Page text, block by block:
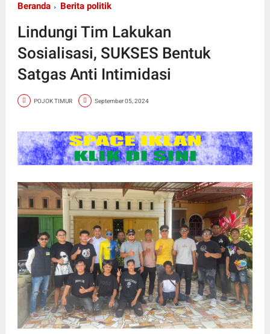
Beranda Berita politik
Lindungi Tim Lakukan
Sosialisasi, SUKSES Bentuk
Satgas Anti Intimidasi
POJOK TIMUR September 05, 2024